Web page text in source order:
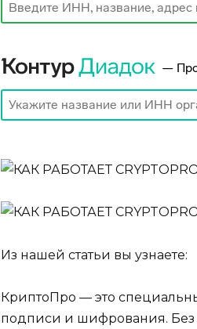
Из нашей статьи вы узнаете:
КриптоПро — это
подписи и шифрования. Без